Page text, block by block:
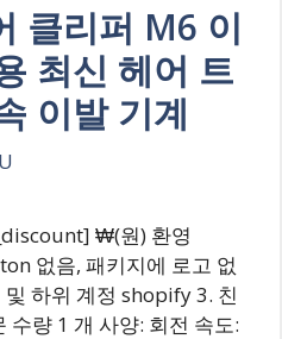
클리퍼 M6 이
최신 헤어 트
이발 기계
₩(원) 환영
없음, 패키지에 로고 없
및 하위 계정 shopify 3. 친
수량 1 개 사양: 회전 속도: